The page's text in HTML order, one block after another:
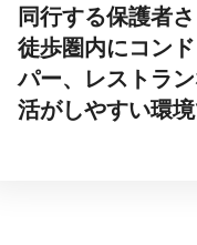
同行する保護者
徒歩圏内にコン
パー、レストラ
活がしやすい環境